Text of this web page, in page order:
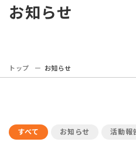
お知らせ
トップ お知らせ
すべて お知らせ 活動報